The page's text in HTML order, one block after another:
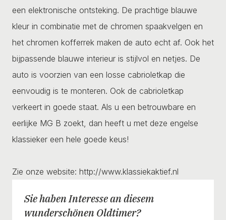
een elektronische ontsteking. De prachtige blauwe
kleur in combinatie met de chromen spaakvelgen en
het chromen kofferrek maken de auto echt af. Ook het
bijpassende blauwe interieur is stijlvol en netjes. De
auto is voorzien van een losse cabrioletkap die
eenvoudig is te monteren. Ook de cabrioletkap
verkeert in goede staat. Als u een betrouwbare en
eerlijke MG B zoekt, dan heeft u met deze engelse
klassieker een hele goede keus!
Zie onze website: http://www.klassiekaktief.nl
Sie haben Interesse an diesem
wunderschönen Oldtimer?